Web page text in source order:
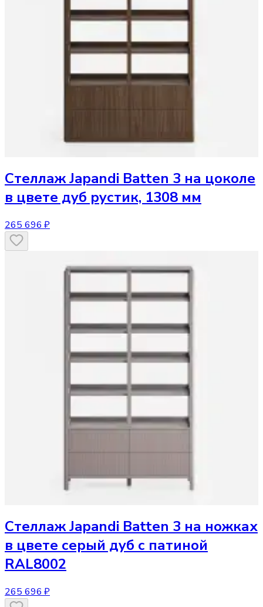
СтеллажJapandi Batten 3 на цоколе
в цвете дуб рустик, 1308 мм
265 696 ₽
СтеллажJapandi Batten 3 на ножках
в цвете серый дуб с патиной
RAL8002
265 696 ₽